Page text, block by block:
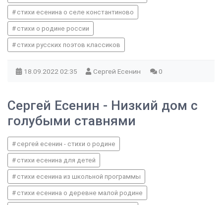
стихи есенина о селе константиново
стихи о родине россии
стихи русских поэтов классиков
18.09.2022 02:35 Сергей Есенин 0
Сергей Есенин - Низкий дом с
голубыми ставнями
сергей есенин - стихи о родине
стихи есенина для детей
стихи есенина из школьной программы
стихи есенина о деревне малой родине